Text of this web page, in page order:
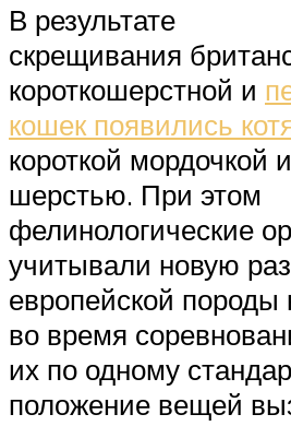
В результате
скрещивания
короткошерстной и
кошек появились
короткой мордочкой
шерстью. При этом
фелинологические
учитывали новую
европейской породы
во время
их по одному
положение вещей